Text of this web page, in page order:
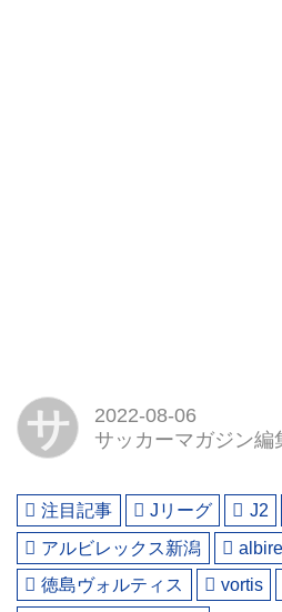
サ
2022-08-06
サッカーマガジン編
注目記事 Jリーグ J2
アルビレックス新潟
徳島ヴォルティス
vortis